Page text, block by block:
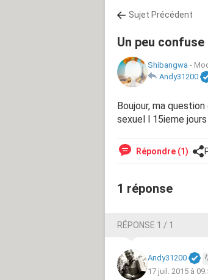
Sujet Précédent
Un peu confuse
Shibangwa -
Andy31200
Boujour, ma
sexuel l 15ieme
Répondre (1)
1 réponse
RÉPONSE 1 / 1
Andy31200
17 juil. 2015 à